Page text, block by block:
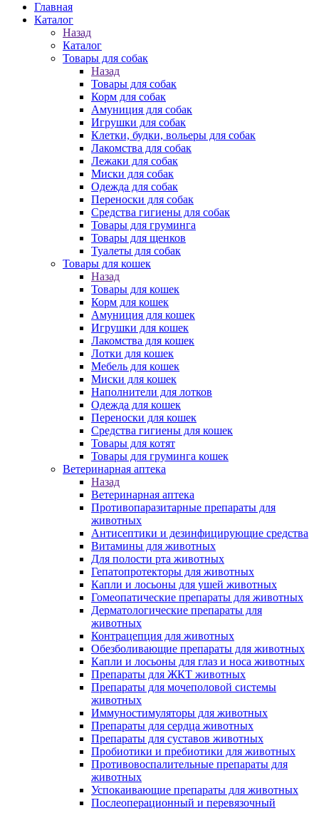
Главная
Каталог
Назад
Каталог
Товары для собак
Назад
Товары для собак
Корм для собак
Амуниция для собак
Игрушки для собак
Клетки, будки, вольеры для собак
Лакомства для собак
Лежаки для собак
Миски для собак
Одежда для собак
Переноски для собак
Средства гигиены для собак
Товары для груминга
Товары для щенков
Туалеты для собак
Товары для кошек
Назад
Товары для кошек
Корм для кошек
Амуниция для кошек
Игрушки для кошек
Лакомства для кошек
Лотки для кошек
Мебель для кошек
Миски для кошек
Наполнители для лотков
Одежда для кошек
Переноски для кошек
Средства гигиены для кошек
Товары для котят
Товары для груминга кошек
Ветеринарная аптека
Назад
Ветеринарная аптека
Противопаразитарные препараты для
животных
Антисептики и дезинфицирующие средства
Витамины для животных
Для полости рта животных
Гепатопротекторы для животных
Капли и лосьоны для ушей животных
Гомеопатические препараты для животных
Дерматологические препараты для
животных
Контрацепция для животных
Обезболивающие препараты для животных
Капли и лосьоны для глаз и носа животных
Препараты для ЖКТ животных
Препараты для мочеполовой системы
животных
Иммуностимуляторы для животных
Препараты для сердца животных
Препараты для суставов животных
Пробиотики и пребиотики для животных
Противовоспалительные препараты для
животных
Успокаивающие препараты для животных
Послеоперационный и перевязочный